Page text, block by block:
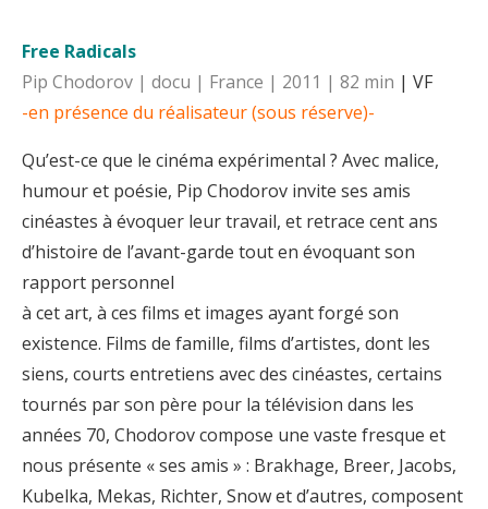
Free Radicals
Pip Chodorov | docu | France | 2011 | 82 min | VF
-en présence du réalisateur (sous réserve)-
Qu’est-ce que le cinéma expérimental ? Avec malice,
humour et poésie, Pip Chodorov invite ses amis
cinéastes à évoquer leur travail, et retrace cent ans
d’histoire de l’avant-garde tout en évoquant son
rapport personnel
à cet art, à ces films et images ayant forgé son
existence. Films de famille, films d’artistes, dont les
siens, courts entretiens avec des cinéastes, certains
tournés par son père pour la télévision dans les
années 70, Chodorov compose une vaste fresque et
nous présente « ses amis » : Brakhage, Breer, Jacobs,
Kubelka, Mekas, Richter, Snow et d’autres, composent